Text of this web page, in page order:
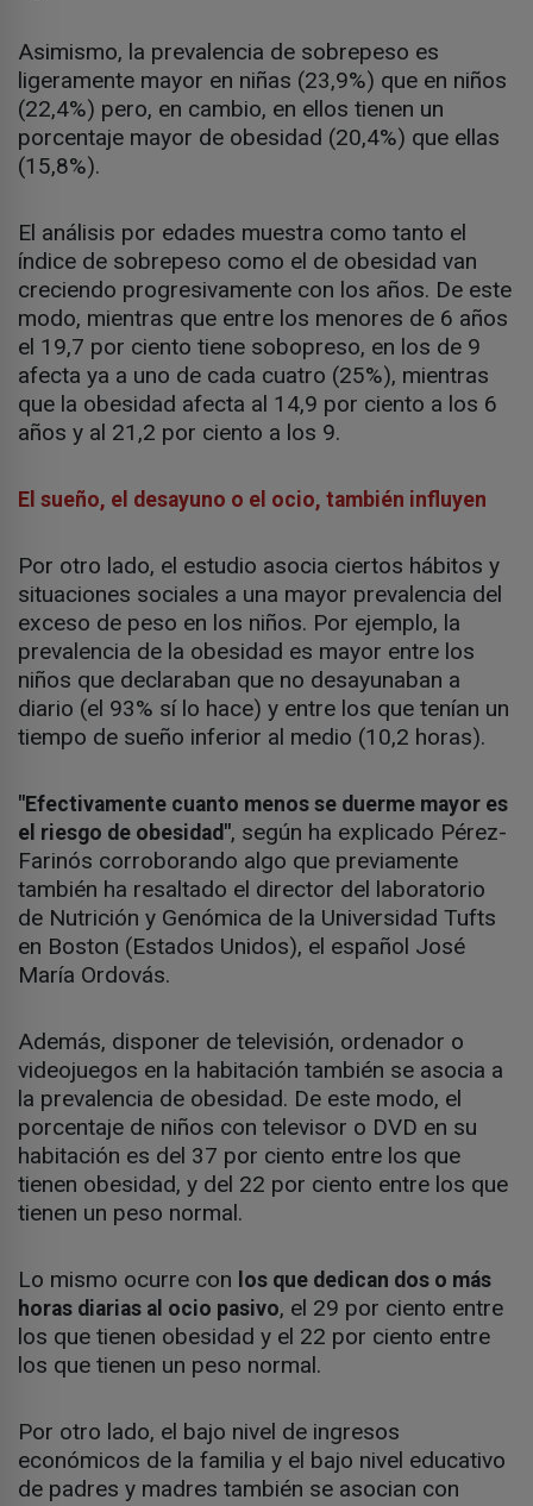
Asimismo, la prevalencia de sobrepeso es
ligeramente mayor en niñas (23,9%) que en niños
(22,4%) pero, en cambio, en ellos tienen un
porcentaje mayor de obesidad (20,4%) que ellas
(15,8%).
El análisis por edades muestra como tanto el
índice de sobrepeso como el de obesidad van
creciendo progresivamente con los años. De este
modo, mientras que entre los menores de 6 años
el 19,7 por ciento tiene sobopreso, en los de 9
afecta ya a uno de cada cuatro (25%), mientras
que la obesidad afecta al 14,9 por ciento a los 6
años y al 21,2 por ciento a los 9.
El sueño, el desayuno o el ocio, también influyen
Por otro lado, el estudio asocia ciertos hábitos y
situaciones sociales a una mayor prevalencia del
exceso de peso en los niños. Por ejemplo, la
prevalencia de la obesidad es mayor entre los
niños que declaraban que no desayunaban a
diario (el 93% sí lo hace) y entre los que tenían un
tiempo de sueño inferior al medio (10,2 horas).
"Efectivamente cuanto menos se duerme mayor es
el riesgo de obesidad", según ha explicado Pérez-
Farinós corroborando algo que previamente
también ha resaltado el director del laboratorio
de Nutrición y Genómica de la Universidad Tufts
en Boston (Estados Unidos), el español José
María Ordovás.
Además, disponer de televisión, ordenador o
videojuegos en la habitación también se asocia a
la prevalencia de obesidad. De este modo, el
porcentaje de niños con televisor o DVD en su
habitación es del 37 por ciento entre los que
tienen obesidad, y del 22 por ciento entre los que
tienen un peso normal.
Lo mismo ocurre con los que dedican dos o más
horas diarias al ocio pasivo, el 29 por ciento entre
los que tienen obesidad y el 22 por ciento entre
los que tienen un peso normal.
Por otro lado, el bajo nivel de ingresos
económicos de la familia y el bajo nivel educativo
de padres y madres también se asocian con